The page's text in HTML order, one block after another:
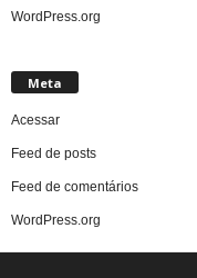
WordPress.org
Meta
Acessar
Feed de posts
Feed de comentários
WordPress.org